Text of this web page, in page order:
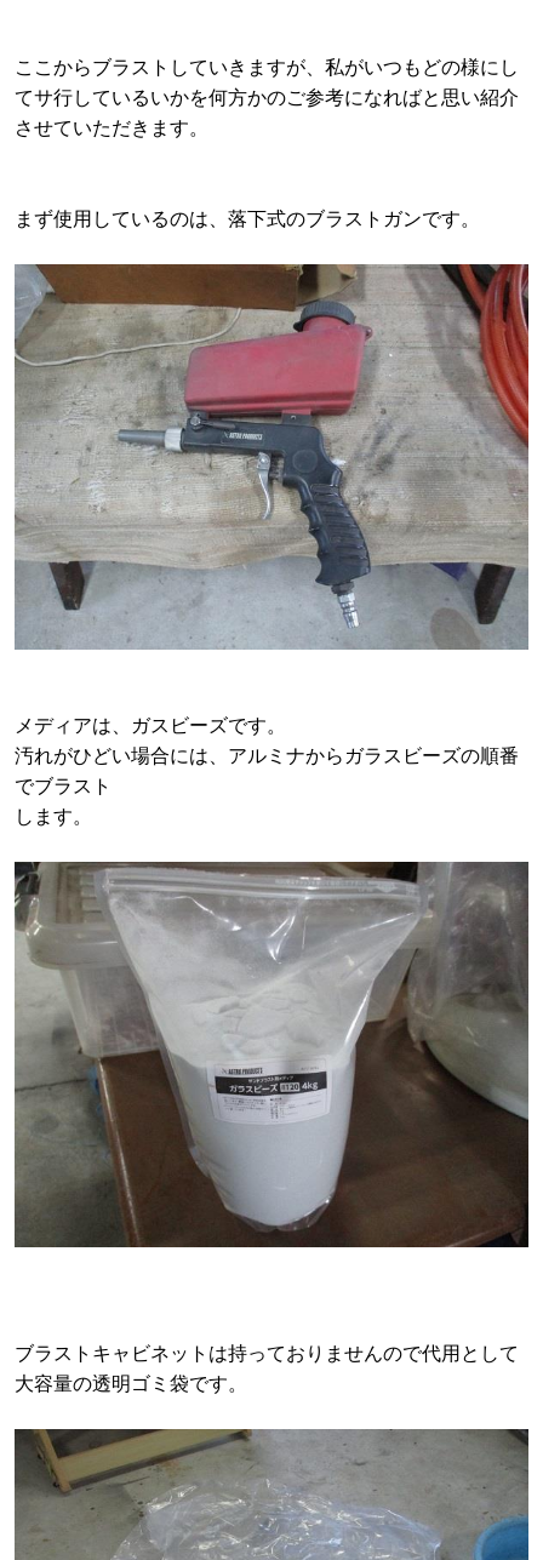
ここからブラストしていきますが、私がいつもどの様にし
てサ行しているいかを何方かのご参考になればと思い紹介
させていただきます。
まず使用しているのは、落下式のブラストガンです。
メディアは、ガスビーズです。
汚れがひどい場合には、アルミナからガラスビーズの順番
でブラスト
します。
ブラストキャビネットは持っておりませんので代用として
大容量の透明ゴミ袋です。